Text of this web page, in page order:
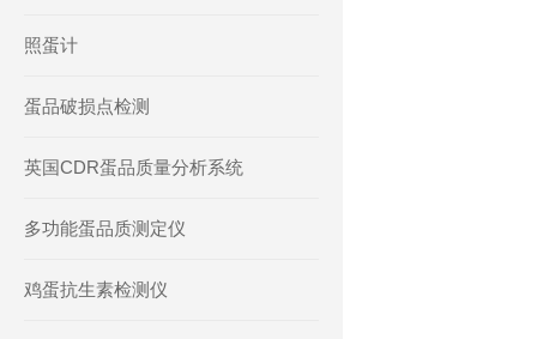
照蛋计
蛋品破损点检测
英国CDR蛋品质量分析系统
多功能蛋品质测定仪
鸡蛋抗生素检测仪